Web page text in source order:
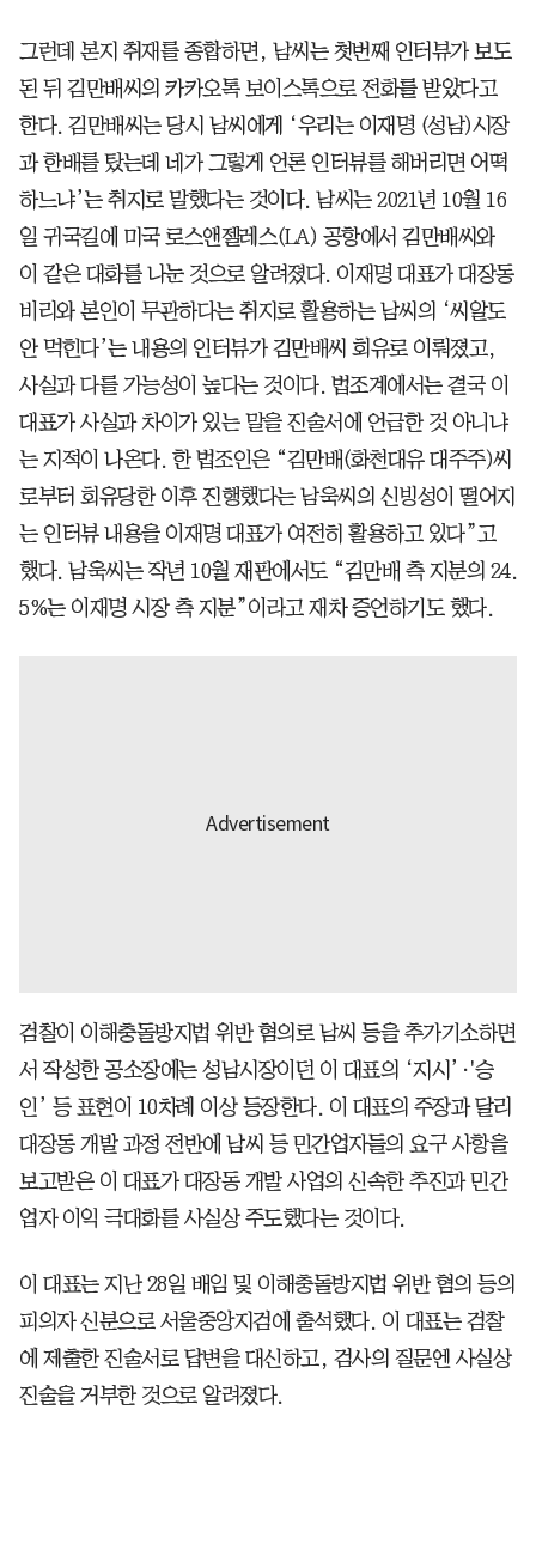
그런데 본지 취재를 종합하면, 남씨는 첫번째 인터뷰가 보도
된 뒤 김만배씨의 카카오톡 보이스톡으로 전화를 받았다고
한다. 김만배씨는 당시 남씨에게 ‘우리는 이재명 (성남)시장
과 한배를 탔는데 네가 그렇게 언론 인터뷰를 해버리면 어떡
하느냐’는 취지로 말했다는 것이다. 남씨는 2021년 10월 16
일 귀국길에 미국 로스앤젤레스(LA) 공항에서 김만배씨와
이 같은 대화를 나눈 것으로 알려졌다. 이재명 대표가 대장동
비리와 본인이 무관하다는 취지로 활용하는 남씨의 ‘씨알도
안 먹힌다’는 내용의 인터뷰가 김만배씨 회유로 이뤄졌고,
사실과 다를 가능성이 높다는 것이다. 법조계에서는 결국 이
대표가 사실과 차이가 있는 말을 진술서에 언급한 것 아니냐
는 지적이 나온다. 한 법조인은 “김만배(화천대유 대주주)씨
로부터 회유당한 이후 진행했다는 남욱씨의 신빙성이 떨어지
는 인터뷰 내용을 이재명 대표가 여전히 활용하고 있다”고
했다. 남욱씨는 작년 10월 재판에서도 “김만배 측 지분의 24.
5%는 이재명 시장 측 지분”이라고 재차 증언하기도 했다.
검찰이 이해충돌방지법 위반 혐의로 남씨 등을 추가기소하면
서 작성한 공소장에는 성남시장이던 이 대표의 ‘지시’·'승
인’ 등 표현이 10차례 이상 등장한다. 이 대표의 주장과 달리
대장동 개발 과정 전반에 남씨 등 민간업자들의 요구 사항을
보고받은 이 대표가 대장동 개발 사업의 신속한 추진과 민간
업자 이익 극대화를 사실상 주도했다는 것이다.
이 대표는 지난 28일 배임 및 이해충돌방지법 위반 혐의 등의
피의자 신분으로 서울중앙지검에 출석했다. 이 대표는 검찰
에 제출한 진술서로 답변을 대신하고, 검사의 질문엔 사실상
진술을 거부한 것으로 알려졌다.